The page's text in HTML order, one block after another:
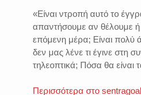
«Είναι ντροπή αυτό το
απαντήσουμε αν θέλουμε ή
επόμενη μέρα; Είναι πολύ
δεν μας λένε τι έγινε στη
τηλεοπτικά; Πόσα θα είναι
Περισσότερα στο